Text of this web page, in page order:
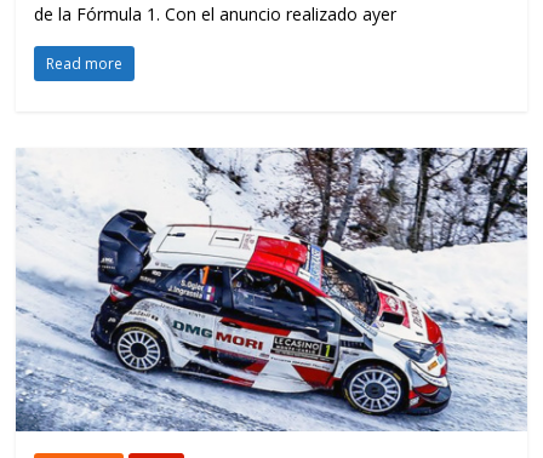
de la Fórmula 1. Con el anuncio realizado ayer
Read more